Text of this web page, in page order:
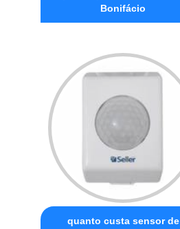
Bonifácio
quanto custa sensor de